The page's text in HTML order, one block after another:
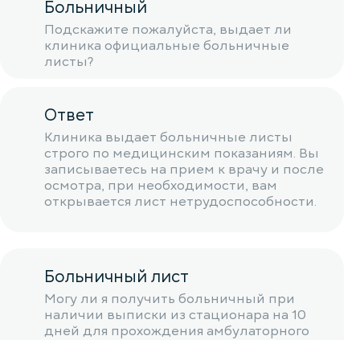
Больничный
Подскажите пожалуйста, выдает ли
клиника официальные больничные
листы?
Ответ
Клиника выдает больничные листы
строго по медицинским показаниям. Вы
записываетесь на прием к врачу и после
осмотра, при необходимости, вам
открывается лист нетрудоспособности.
Больничный лист
Могу ли я получить больничный при
наличии выписки из стационара на 10
дней для прохождения амбулаторного